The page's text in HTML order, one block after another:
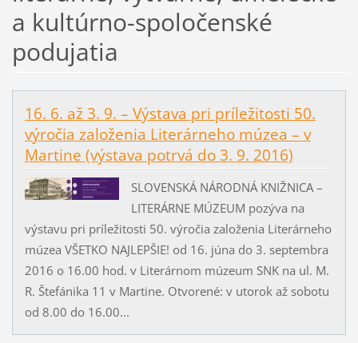
a kultúrno-spoločenské
podujatia
16. 6. až 3. 9. – Výstava pri príležitosti 50.
výročia založenia Literárneho múzea – v
Martine (výstava potrvá do 3. 9. 2016)
SLOVENSKÁ NÁRODNÁ KNIŽNICA –
LITERÁRNE MÚZEUM pozýva na
výstavu pri príležitosti 50. výročia založenia Literárneho
múzea VŠETKO NAJLEPŠIE! od 16. júna do 3. septembra
2016 o 16.00 hod. v Literárnom múzeum SNK na ul. M.
R. Štefánika 11 v Martine. Otvorené: v utorok až sobotu
od 8.00 do 16.00...